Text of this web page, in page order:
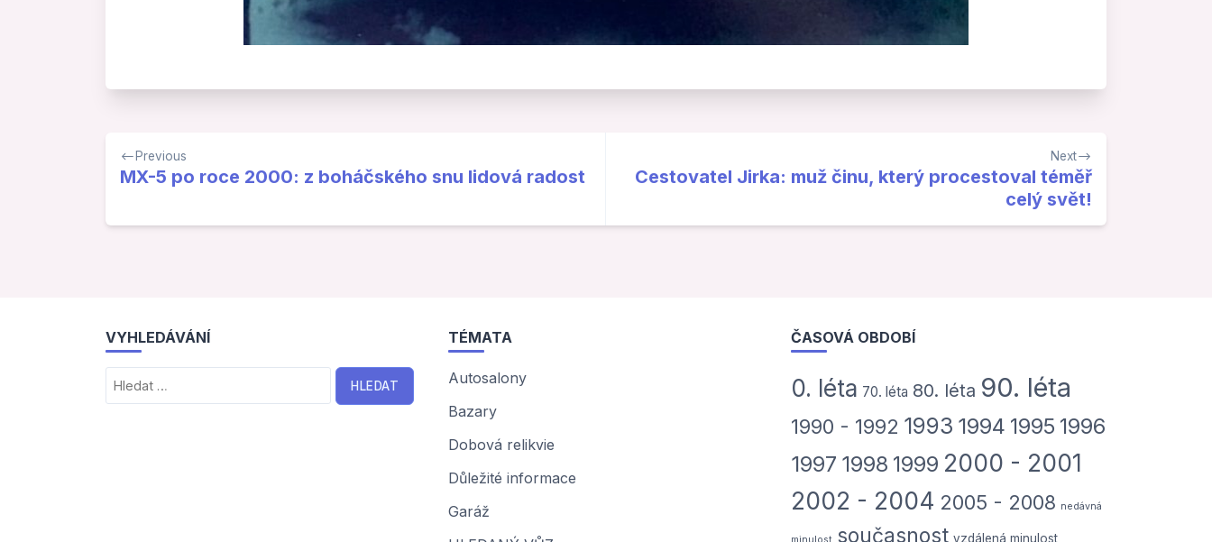
Navigace
pro
Previous
MX-5 po roce 2000: z boháčského snu lidová radost
Next
Cestovatel Jirka: muž činu, který procestoval téměř
celý svět!
VYHLEDÁVÁNÍ
Vyhledávání
TÉMATA
Autosalony
Bazary
Dobová relikvie
Důležité informace
Garáž
ČASOVÁ OBDOBÍ
0. léta 70. léta 80. léta 90. léta
1990 - 1992 1993 1994 1995 1996
1997 1998 1999 2000 - 2001
2002 - 2004 2005 - 2008 nedávná
minulost současnost vzdálená minulost